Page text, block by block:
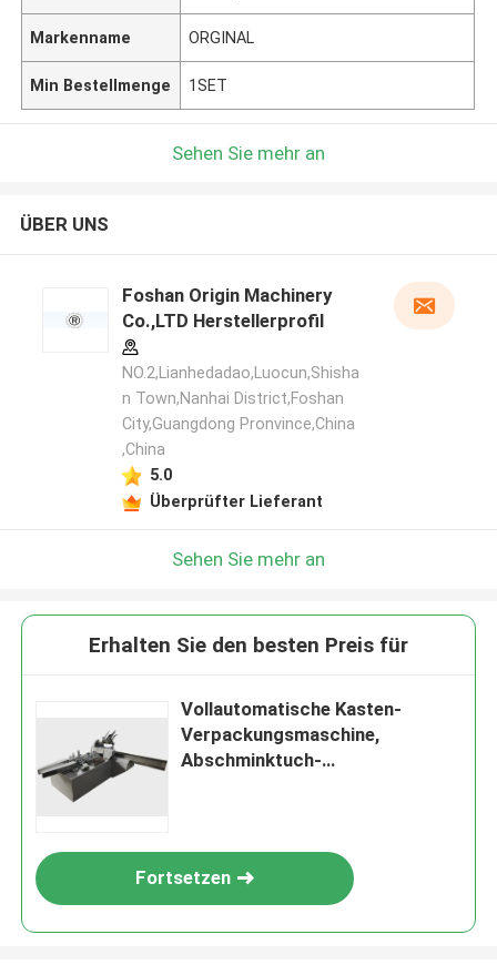
Markenname ORGINAL
Min Bestellmenge 1SET
Sehen Sie mehr an
ÜBER UNS
Foshan Origin Machinery
Co.,LTD Herstellerprofil
NO.2,Lianhedadao,Luocun,Shisha
n Town,Nanhai District,Foshan
City,Guangdong Pronvince,China
,China
5.0
Überprüfter Lieferant
Sehen Sie mehr an
Erhalten Sie den besten Preis für
Vollautomatische Kasten-
Verpackungsmaschine,
Abschminktuch-
Fortsetzen